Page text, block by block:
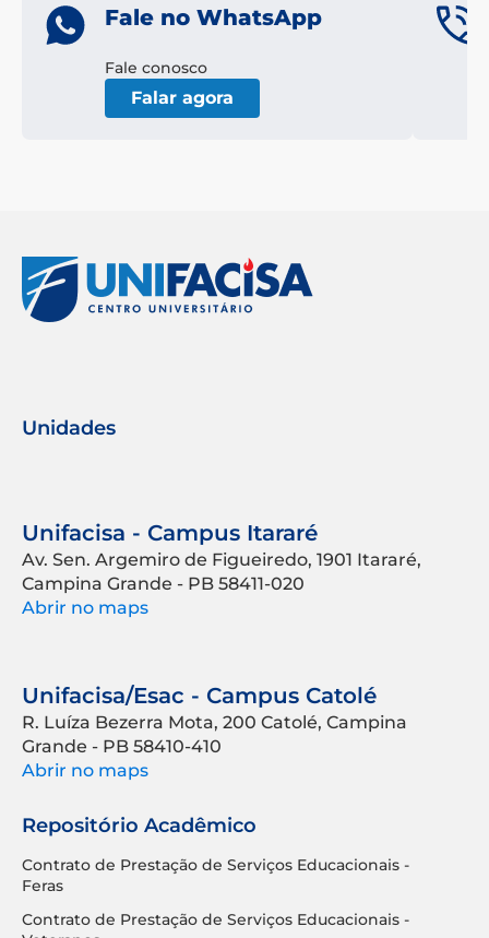
Fale no WhatsApp
Fale conosco
Falar agora
Unidades
Unifacisa - Campus Itararé
Av. Sen. Argemiro de Figueiredo, 1901 Itararé,
Campina Grande - PB 58411-020
Abrir no maps
Unifacisa/Esac - Campus Catolé
R. Luíza Bezerra Mota, 200 Catolé, Campina
Grande - PB 58410-410
Abrir no maps
Repositório Acadêmico
Contrato de Prestação de Serviços Educacionais -
Feras
Contrato de Prestação de Serviços Educacionais -